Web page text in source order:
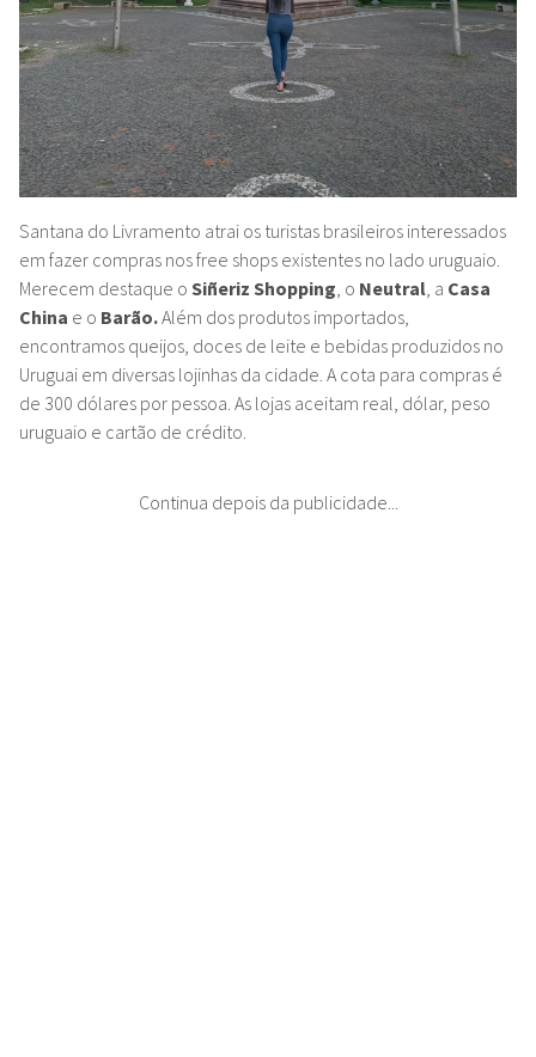
Santana do Livramento atrai os turistas brasileiros interessados
em fazer compras nos free shops existentes no lado uruguaio.
Merecem destaque o Siñeriz Shopping, o Neutral, a Casa
China e o Barão.Além dos produtos importados,
encontramos queijos, doces de leite e bebidas produzidos no
Uruguai em diversas lojinhas da cidade. A cota para compras é
de 300 dólares por pessoa. As lojas aceitam real, dólar, peso
uruguaio e cartão de crédito.
Continua depois da publicidade...